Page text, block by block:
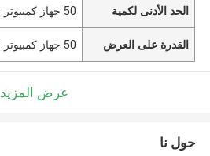
الحد الأدنى لكمية 50 جهاز كمبيوتر شخصى
القدرة على العرض 50 جهاز كمبيوتر في 30-40 يوم عمل
عرض المزيد
حول نا